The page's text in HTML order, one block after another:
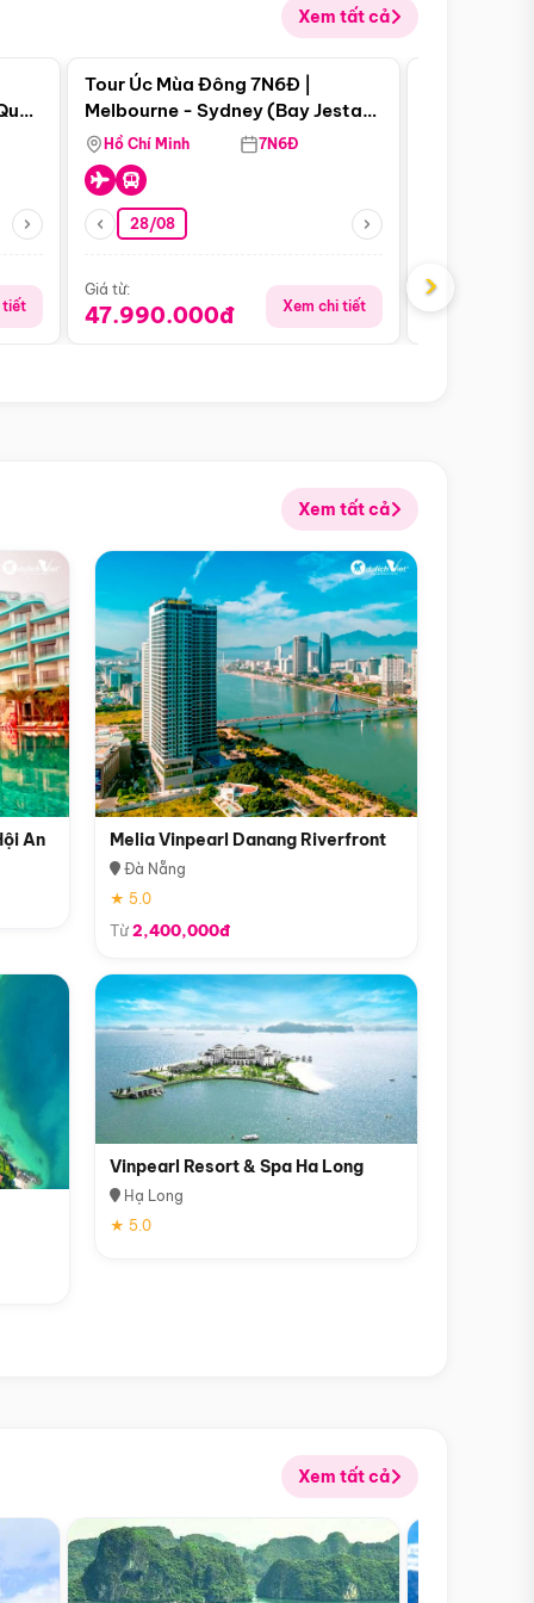
Xem tất cả
tiết
Điểm nổi bật
Tour Úc Mùa Đông 7N6Đ |
Melbourne - Sydney (Bay Jestar
Airways)
Hồ Chí Minh 7N6Đ
28/08
Giá từ:
47.990.000đ Xem chi tiết
Giá từ:
›
Xem tất cả
An Melia Vinpearl Danang Riverfront
Đà Nẵng
★ 5.0
Từ2,400,000đ
Vinpearl Resort & Spa Ha Long
Hạ Long
★ 5.0
Xem tất cả